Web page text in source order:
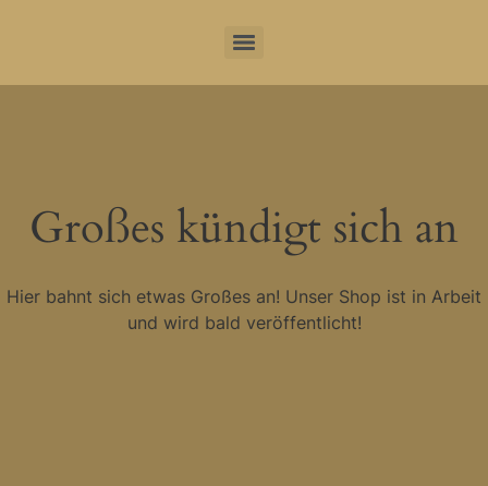
Großes kündigt sich an
Hier bahnt sich etwas Großes an! Unser Shop ist in Arbeit
und wird bald veröffentlicht!